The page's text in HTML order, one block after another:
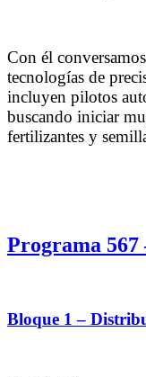
Con él
tecnologías de
incluyen pilotos
buscando iniciar
fertilizantes y
Programa 567
Bloque 1 –